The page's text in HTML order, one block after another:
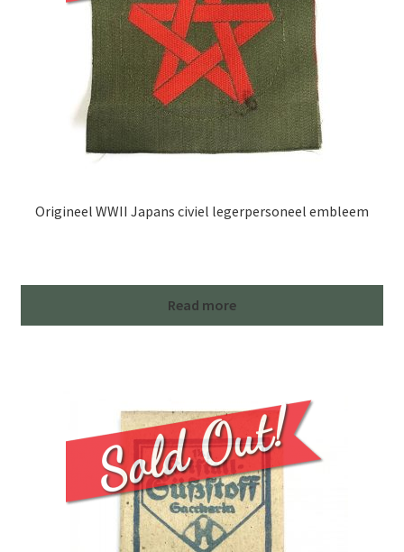
Origineel WWII Japans civiel legerpersoneel embleem
Read more